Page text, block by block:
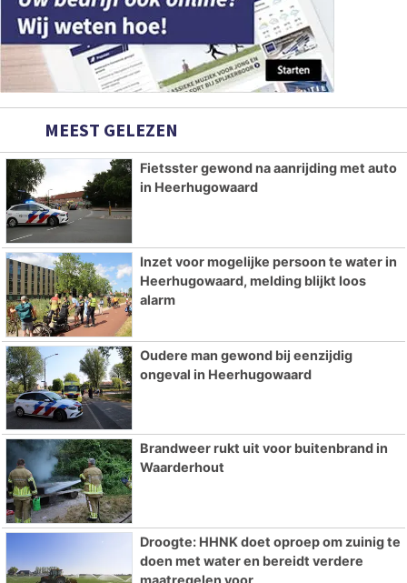
MEEST GELEZEN
Fietsster gewond na aanrijding met auto
in Heerhugowaard
Inzet voor mogelijke persoon te water in
Heerhugowaard, melding blijkt loos
alarm
Oudere man gewond bij eenzijdig
ongeval in Heerhugowaard
Brandweer rukt uit voor buitenbrand in
Waarderhout
Droogte: HHNK doet oproep om zuinig te
doen met water en bereidt verdere